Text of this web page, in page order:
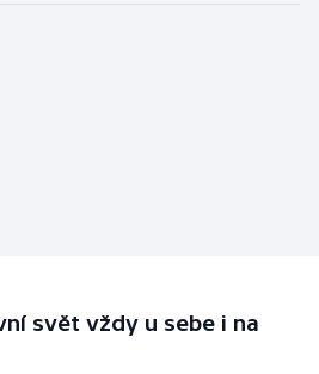
svět vždy u sebe i na